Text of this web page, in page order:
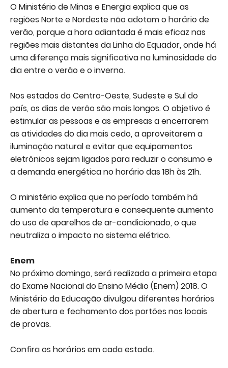
O Ministério de Minas e Energia explica que as
regiões Norte e Nordeste não adotam o horário de
verão, porque a hora adiantada é mais eficaz nas
regiões mais distantes da Linha do Equador, onde há
uma diferença mais significativa na luminosidade do
dia entre o verão e o inverno.
Nos estados do Centro-Oeste, Sudeste e Sul do
país, os dias de verão são mais longos. O objetivo é
estimular as pessoas e as empresas a encerrarem
as atividades do dia mais cedo, a aproveitarem a
iluminação natural e evitar que equipamentos
eletrônicos sejam ligados para reduzir o consumo e
a demanda energética no horário das 18h às 21h.
O ministério explica que no período também há
aumento da temperatura e consequente aumento
do uso de aparelhos de ar-condicionado, o que
neutraliza o impacto no sistema elétrico.
Enem
No próximo domingo, será realizada a primeira etapa
do Exame Nacional do Ensino Médio (Enem) 2018. O
Ministério da Educação divulgou diferentes horários
de abertura e fechamento dos portões nos locais
de provas.
Confira os horários em cada estado.